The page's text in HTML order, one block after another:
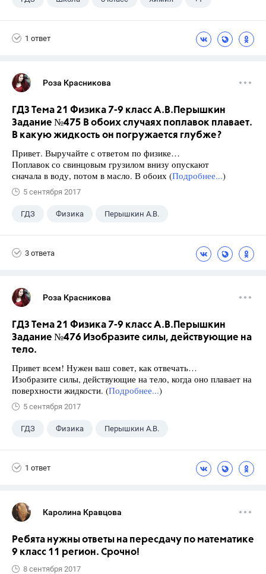
1 ответ
Роза Красникова
ГДЗ Тема 21 Физика 7-9 класс А.В.Перышкин
Задание №475 В обоих случаях поплавок плавает.
В какую жидкость он погружается глубже?
Привет. Выручайте с ответом по физике…
Поплавок со свинцовым грузилом внизу опускают
сначала в воду, потом в масло. В обоих (Подробнее...)
5 сентября 2017
ГДЗ Физика Перышкин А.В.
3 ответа
Роза Красникова
ГДЗ Тема 21 Физика 7-9 класс А.В.Перышкин
Задание №476 Изобразите силы, действующие на
тело.
Привет всем! Нужен ваш совет, как отвечать…
Изобразите силы, действующие на тело, когда оно плавает на
поверхности жидкости. (Подробнее...)
5 сентября 2017
ГДЗ Физика Перышкин А.В.
1 ответ
Каролина Кравцова
Ребята нужны ответы на пересдачу по математике
9 класс 11 регион. Срочно!
8 сентября 2017